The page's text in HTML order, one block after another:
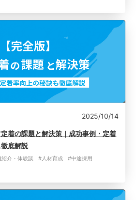
2025/10/14
定着の課題と解決策｜成功事例・定着
底解説
介・体験談 #人材育成
#中途採用